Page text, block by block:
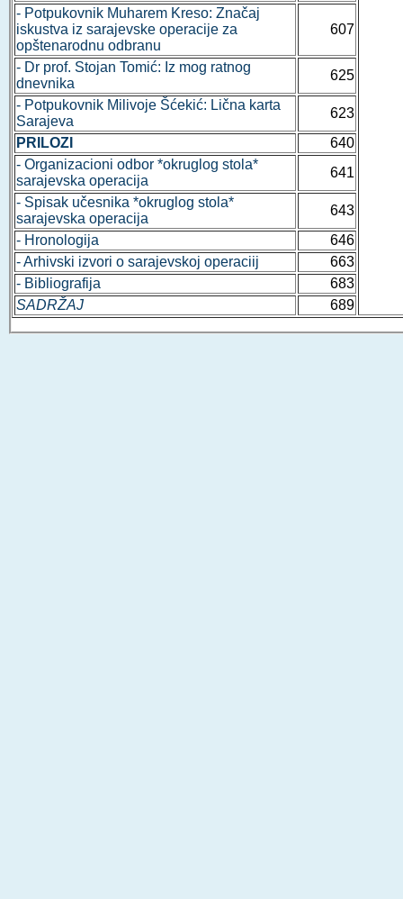
- Potpukovnik Muharem Kreso: Značaj
iskustva iz sarajevske operacije za
opštenarodnu odbranu
607
- Dr prof. Stojan Tomić: Iz mog ratnog
dnevnika
625
- Potpukovnik Milivoje Šćekić: Lična karta
Sarajeva
623
PRILOZI
640
- Organizacioni odbor *okruglog stola*
sarajevska operacija
641
- Spisak učesnika *okruglog stola*
sarajevska operacija
643
- Hronologija
646
- Arhivski izvori o sarajevskoj operaciij
663
- Bibliografija
683
SADRŽAJ
689